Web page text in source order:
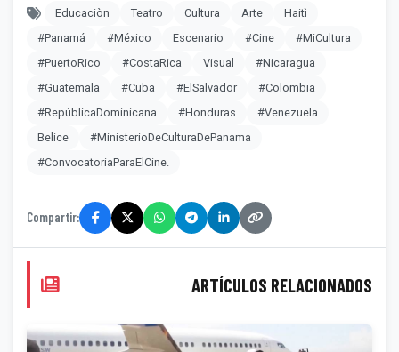
Educaciòn Teatro Cultura Arte
Haitì
#Panamá
#México Escenario #Cine
#MiCultura
#PuertoRico
#CostaRica Visual
#Nicaragua
#Guatemala
#Cuba #ElSalvador
#Colombia
#RepúblicaDominicana
#Honduras
#Venezuela
Belice
#MinisterioDeCulturaDePanama
#ConvocatoriaParaElCine.
Compartir:
ARTÍCULOS RELACIONADOS